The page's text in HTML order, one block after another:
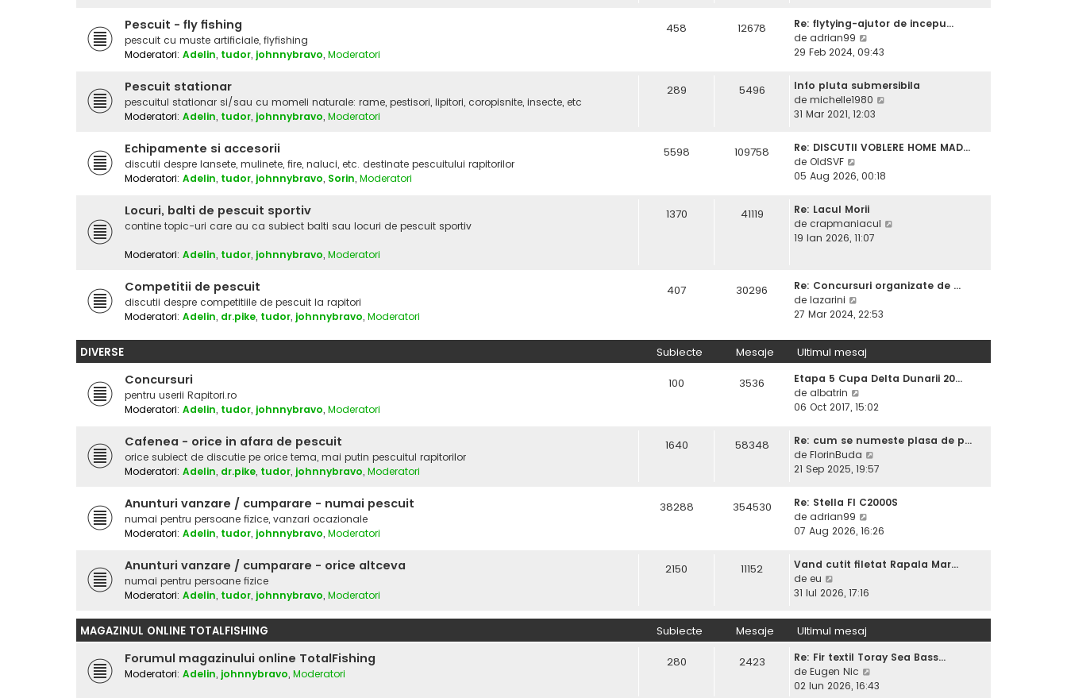
e
m
u
l
e
s
a
l
m
u
l
e
a
Pescuit - fly fishing
pescuit cu muste artificiale, flyfishing
Moderatori: Adelin, tudor, johnnybravo, Moderatori
458 12678
Re: flytying-ajutor de incepu…
de adrian99
e
u
l
m
l
e
s
a
29 Feb 2024, 09:43
Pescuit stationar
pescuitul stationar si/sau cu momeli naturale: rame, pestisori, lipitori, coropisnite, insecte, etc
Moderatori: Adelin, tudor, johnnybravo, Moderatori
289 5496
Info pluta submersibila
de michelle1980
i
u
s
31 Mar 2021, 12:03
Echipamente si accesorii
discutii despre lansete, mulinete, fire, naluci, etc. destinate pescuitului rapitorilor
Moderatori: Adelin, tudor, johnnybravo, Sorin, Moderatori
5598 109758
Re: DISCUTII VOBLERE HOME MAD…
de OldSVF
e
u
l
u
l
m
a
j
05 Aug 2026, 00:18
Locuri, balti de pescuit sportiv
contine topic-uri care au ca subiect balti sau locuri de pescuit sportiv
Moderatori: Adelin, tudor, johnnybravo, Moderatori
1370 41119
Re: Lacul Morii
de crapmaniacul
m
l
m
j
19 Ian 2026, 11:07
Competitii de pescuit
discutii despre competitiile de pescuit la rapitori
Moderatori: Adelin, dr.pike, tudor, johnnybravo, Moderatori
407 30296
Re: Concursuri organizate de …
de lazarini
e
i
u
t
i
m
l
m
e
a
j
27 Mar 2024, 22:53
DIVERSE Subiecte Mesaje Ultimul mesaj
Concursuri
pentru userii Rapitori.ro
Moderatori: Adelin, tudor, johnnybravo, Moderatori
100 3536
Etapa 5 Cupa Delta Dunarii 20…
de albatrin
e
u
l
m
u
l
e
a
06 Oct 2017, 15:02
Cafenea - orice in afara de pescuit
orice subiect de discutie pe orice tema, mai putin pescuitul rapitorilor
Moderatori: Adelin, dr.pike, tudor, johnnybravo, Moderatori
1640 58348
Re: cum se numeste plasa de p…
de FlorinBuda
e
i
l
m
s
a
21 Sep 2025, 19:57
Anunturi vanzare / cumparare - numai pescuit
numai pentru persoane fizice, vanzari ocazionale
Moderatori: Adelin, tudor, johnnybravo, Moderatori
38288 354530
Re: Stella FI C2000S
de adrian99
e
l
i
u
l
m
e
07 Aug 2026, 16:26
Anunturi vanzare / cumparare - orice altceva
numai pentru persoane fizice
Moderatori: Adelin, tudor, johnnybravo, Moderatori
2150 11152
Vand cutit filetat Rapala Mar…
de eu
e
i
u
t
i
m
31 Iul 2026, 17:16
MAGAZINUL ONLINE TOTALFISHING Subiecte Mesaje Ultimul mesaj
Forumul magazinului online TotalFishing
Moderatori: Adelin, johnnybravo, Moderatori
280 2423
Re: Fir textil Toray Sea Bass…
de Eugen Nic
e
02 Iun 2026, 16:43